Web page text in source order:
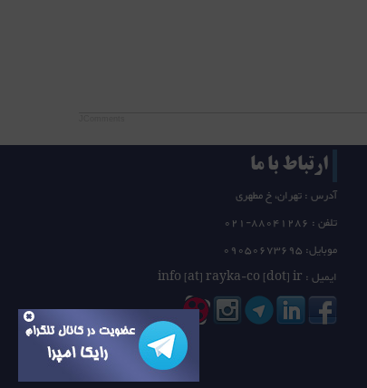
ارتباط با ما
آدرس : تهران، خ مطهری
تلفن : 21-88041286
0
موبایل: 09050673695
ایمیل : info [at] rayka-co [dot] ir